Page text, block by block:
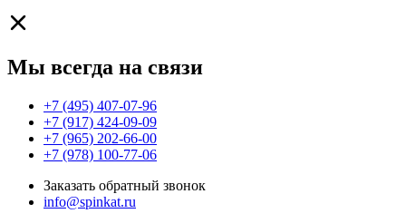
Мы всегда на связи
+7 (495) 407-07-96
+7 (917) 424-09-09
+7 (965) 202-66-00
+7 (978) 100-77-06
Заказать обратный звонок
info@spinkat.ru